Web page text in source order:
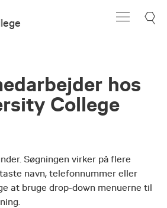
hos
College
Søgningen virker på flere
navn, telefonnummer eller
at bruge drop-down menuerne til